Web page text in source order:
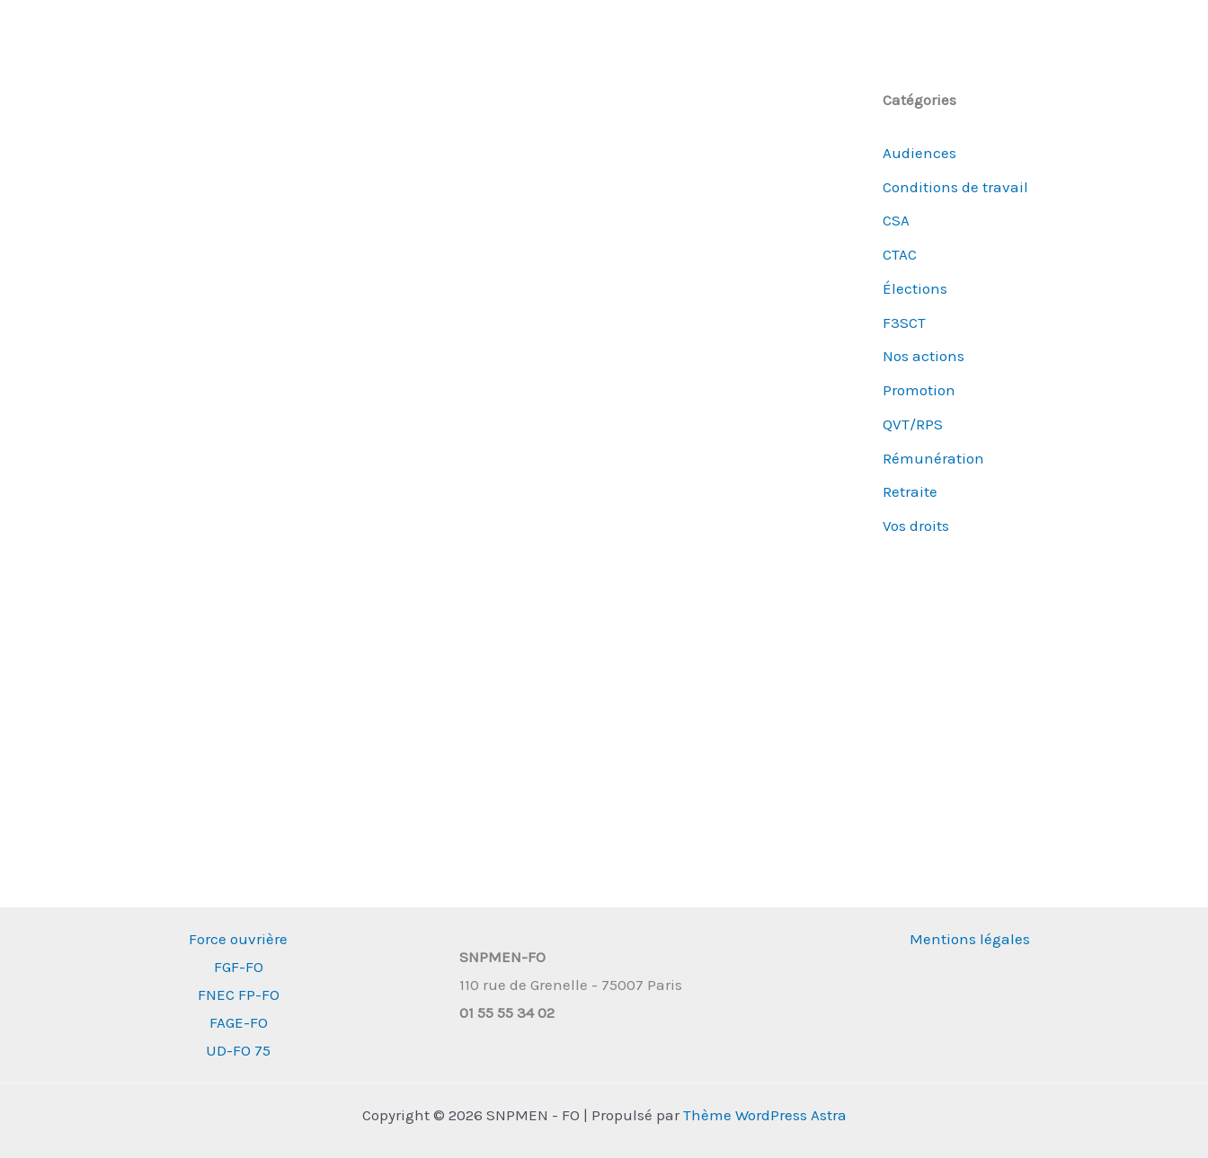
Catégories
Audiences
Conditions de travail
CSA
CTAC
Élections
F3SCT
Nos actions
Promotion
QVT/RPS
Rémunération
Retraite
Vos droits
Force ouvrière
FGF-FO
FNEC FP-FO
FAGE-FO
UD-FO 75
SNPMEN-FO
110 rue de Grenelle - 75007 Paris
01 55 55 34 02
Mentions légales
Copyright © 2026 SNPMEN - FO | Propulsé parThème WordPress Astra